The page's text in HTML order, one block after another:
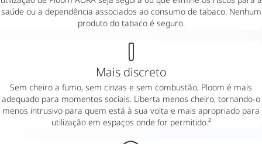
saúde ou a dependência associados ao consumo de tabaco. Nenhum
produto do tabaco é seguro.
Mais discreto
Sem cheiro a fumo, sem cinzas e sem combustão, Ploom é mais
adequado para momentos sociais. Liberta menos cheiro, tornando‑o
menos intrusivo para quem está à sua volta e mais apropriado para
utilização em espaços onde for permitido.²